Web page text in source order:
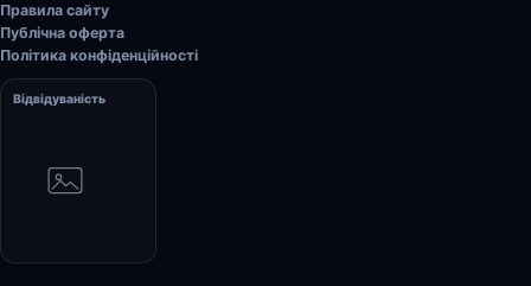
Правила сайту
Публічна оферта
Політика конфіденційності
Відвідуваність